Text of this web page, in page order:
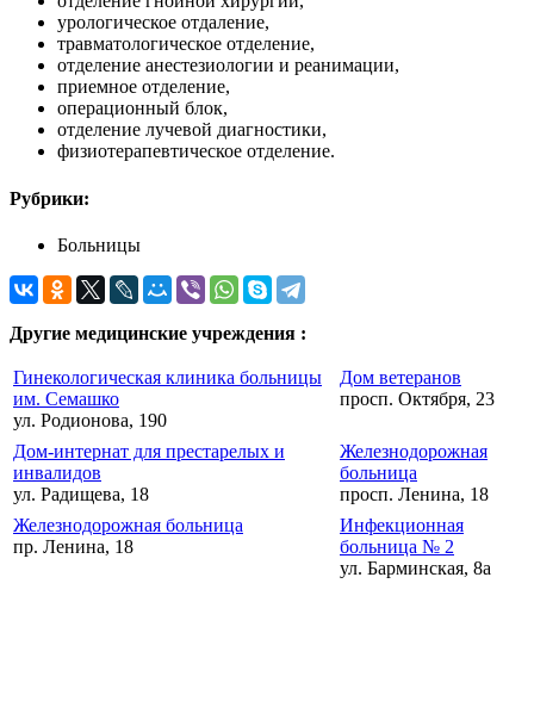
урологическое отдаление,
травматологическое отделение,
отделение анестезиологии и реанимации,
приемное отделение,
операционный блок,
отделение лучевой диагностики,
физиотерапевтическое отделение.
Рубрики:
Больницы
Другие медицинские учреждения :
Гинекологическая клиника больницы
им. Семашко
ул. Родионова, 190
Дом ветеранов
просп. Октября, 23
Дом-интернат для престарелых и
инвалидов
ул. Радищева, 18
Железнодорожная
больница
просп. Ленина, 18
Железнодорожная больница
пр. Ленина, 18
Инфекционная
больница № 2
ул. Барминская, 8а